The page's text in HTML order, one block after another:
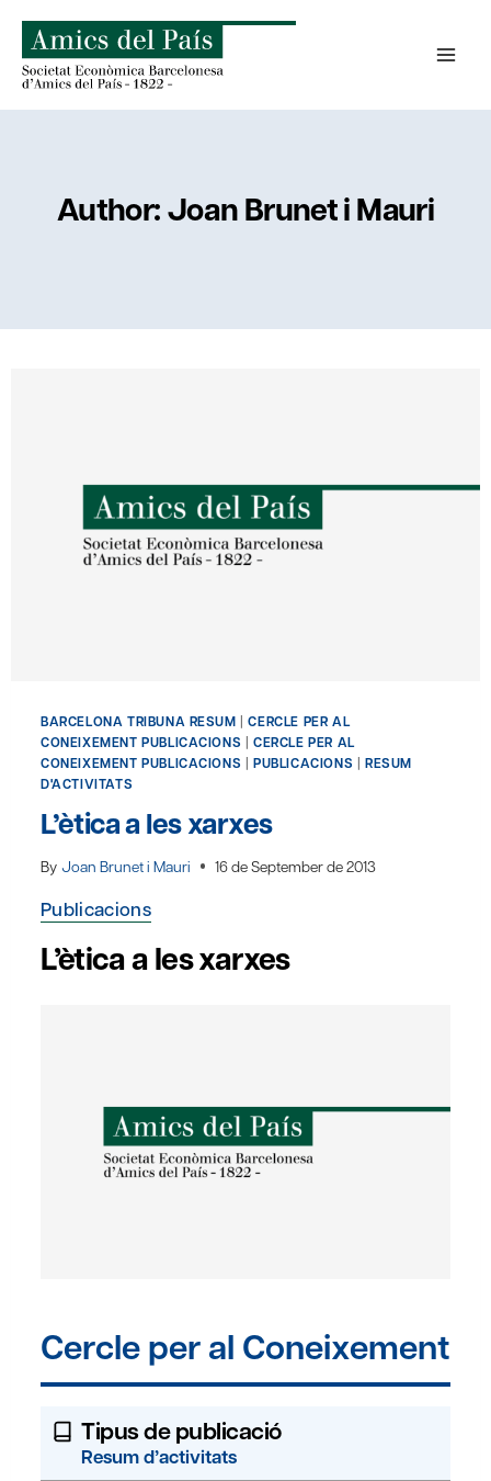
content
Author: Joan Brunet i Mauri
BARCELONA TRIBUNA RESUM |CERCLE PER AL
CONEIXEMENT PUBLICACIONS |CERCLE PER AL
CONEIXEMENT PUBLICACIONS |PUBLICACIONS |RESUM
D'ACTIVITATS
L’ètica a les xarxes
By Joan Brunet i Mauri 16 de September de 2013
Publicacions
L’ètica a les xarxes
Cercle per al Coneixement
Tipus de publicació
Resum d’activitats